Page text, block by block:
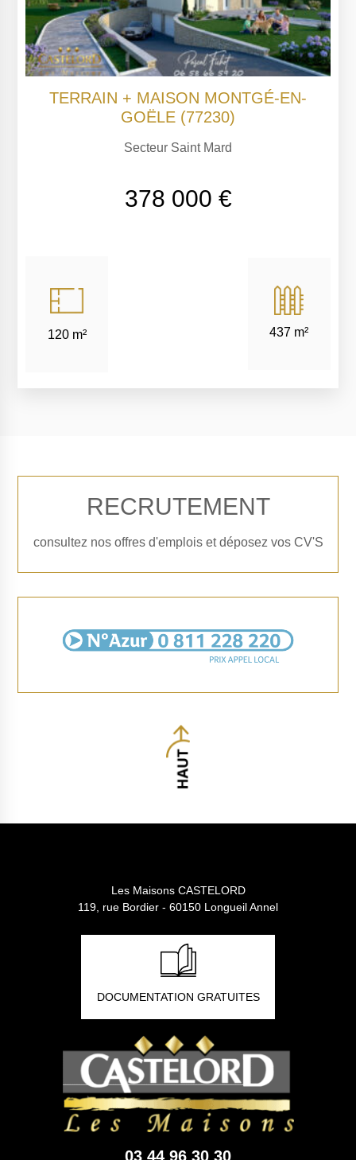
TERRAIN + MAISON MONTGÉ-EN-
GOËLE (77230)
Secteur Saint Mard
378 000 €
120 m² 437 m²
RECRUTEMENT
consultez nos offres d'emplois et déposez vos CV'S
Les Maisons CASTELORD
119, rue Bordier - 60150 Longueil Annel
DOCUMENTATION GRATUITES
03 44 96 30 30